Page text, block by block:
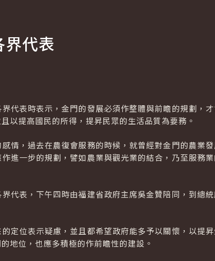
界代表
代表時表示，金門的發展必須作整體與前瞻的規劃，
以提高國民的所得，提昇民眾的生活品質為要務。
情，過去在農復會服務的時候，就曾經對金門的農業
進一步的規劃，譬如農業與觀光業的結合，乃至服務
代表，下午四時由福建省政府主席吳金贊陪同，到總
定位表示疑慮，並且都希望政府能多予以關懷，以提
地位，也應多積極的作前瞻性的建設。